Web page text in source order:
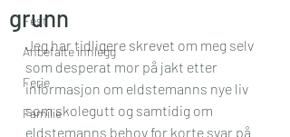
Fest
Anbefalte innlegg
Ferie
Familie
grunn
Jeg har tidligere skrevet om meg selv
som desperat mor på jakt etter
informasjon om eldstemanns nye liv
som skolegutt og samtidig om
eldstemanns behov for korte svar på